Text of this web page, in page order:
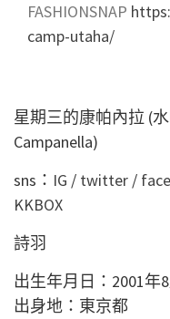
FASHIONSNAP
camp-utaha/
星期三的康帕內拉 (
Campanella)
sns： IG / twitter /
KKBOX
詩羽
出生年月日：2001年
出身地：東京都